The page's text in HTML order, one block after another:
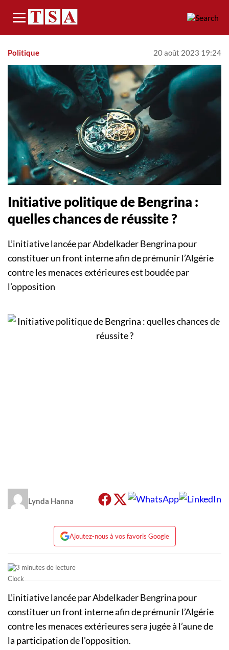
Menu
Politique 20 août 2023 19:24
Initiative politique de Bengrina :
quelles chances de réussite ?
L’initiative lancée par Abdelkader Bengrina pour
constituer un front interne afin de prémunir l’Algérie
contre les menaces extérieures est boudée par
l’opposition
Lynda Hanna
Ajoutez-nous à vos favoris Google
3 minutes de lecture
L’initiative lancée par Abdelkader Bengrina pour
constituer un front interne afin de prémunir l’Algérie
contre les menaces extérieures sera jugée à l’aune de
la participation de l’opposition.